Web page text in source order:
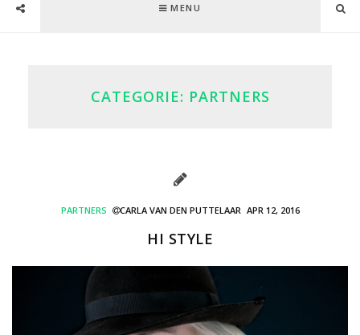
MENU
CATEGORIE: PARTNERS
PARTNERS CARLA VAN DEN PUTTELAAR APR 12, 2016
HI STYLE